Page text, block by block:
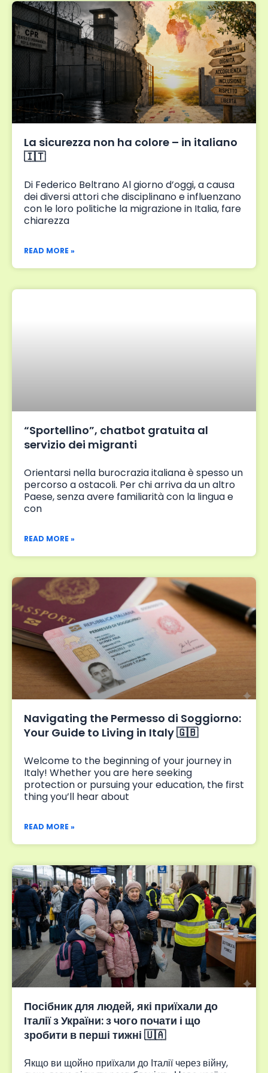
La sicurezza non ha colore – in italiano
🇮🇹
Di Federico Beltrano Al giorno d’oggi, a causa
dei diversi attori che disciplinano e influenzano
con le loro politiche la migrazione in Italia, fare
chiarezza
READ MORE »
“Sportellino”, chatbot gratuita al
servizio dei migranti
Orientarsi nella burocrazia italiana è spesso un
percorso a ostacoli. Per chi arriva da un altro
Paese, senza avere familiarità con la lingua e
con
READ MORE »
Navigating the Permesso di Soggiorno:
Your Guide to Living in Italy 🇬🇧
Welcome to the beginning of your journey in
Italy! Whether you are here seeking
protection or pursuing your education, the first
thing you’ll hear about
READ MORE »
Посібник для людей, які приїхали до
Італії з України: з чого почати і що
зробити в перші тижні 🇺🇦
Якщо ви щойно приїхали до Італії через війну,